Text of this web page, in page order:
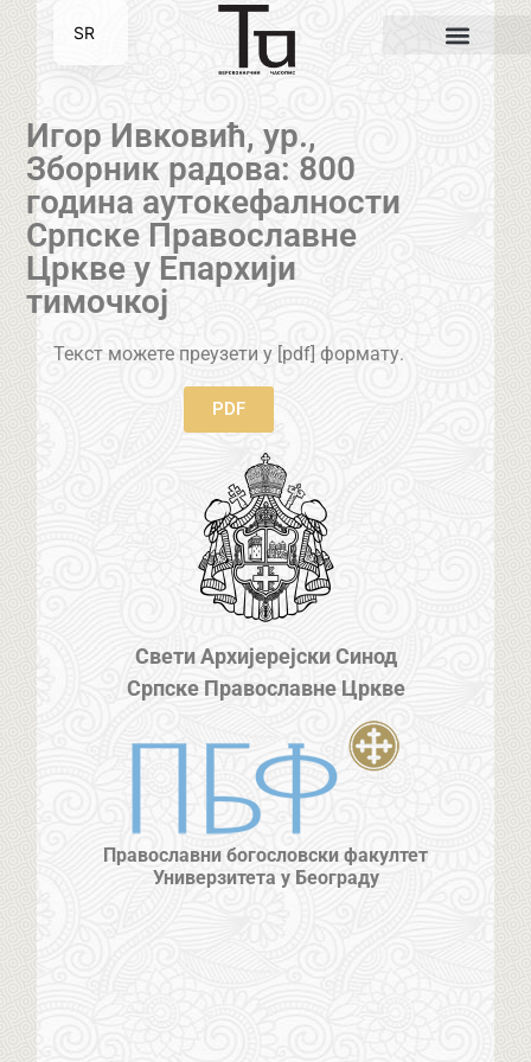
Игор Ивковић, ур.,
Зборник радова: 800
година аутокефалности
Српске Православне
Цркве у Епархији
тимочкој
Текст можете преузети у [pdf] формату.
PDF
Свети Архијерејски Синод
Српске Православне Цркве
Православни богословски факултет
Универзитета у Београду
SR
EN